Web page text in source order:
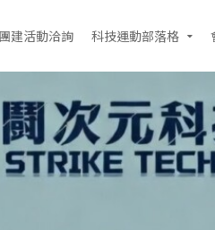
建活動洽詢 科技運動部落格